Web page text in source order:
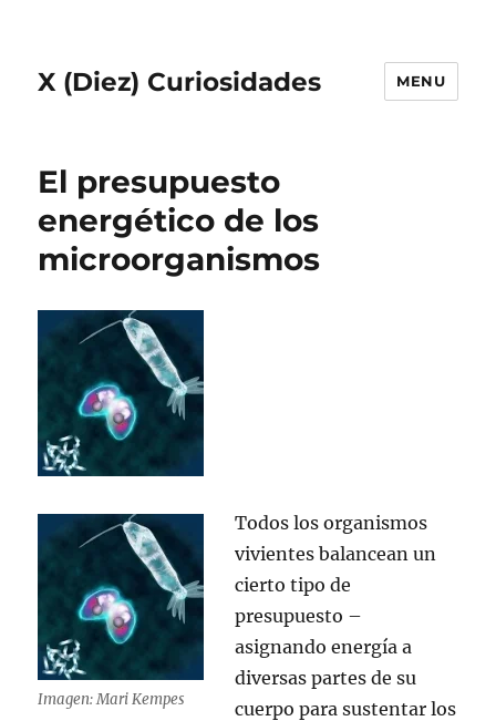
X (Diez) Curiosidades MENU
El presupuesto
energético de los
microorganismos
Imagen: Mari Kempes
Todos los organismos
vivientes balancean un
cierto tipo de
presupuesto –
asignando energía a
diversas partes de su
cuerpo para sustentar los